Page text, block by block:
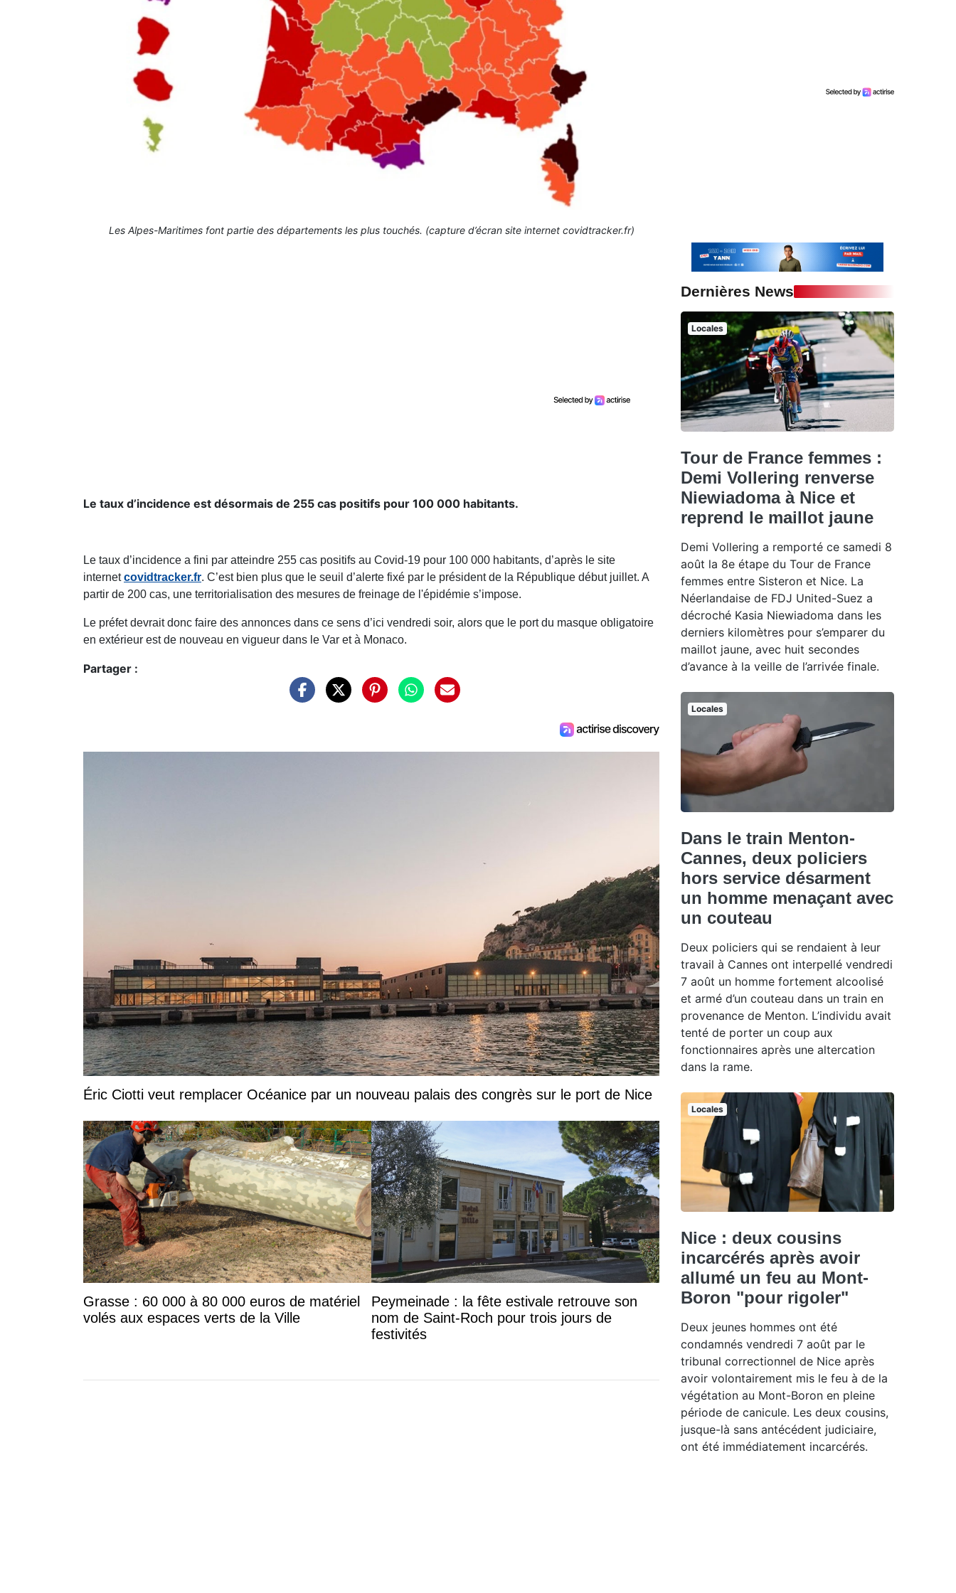
Les Alpes-Maritimes font partie des départements les plus touchés. (capture d’écran site internet covidtracker.fr)
Le taux d’incidence est désormais de 255 cas positifs pour 100 000 habitants.
Le taux d’incidence a fini par atteindre 255 cas positifs au Covid-19 pour 100 000 habitants, d’après le site
internetcovidtracker.fr. C’est bien plus que le seuil d’alerte fixé par le président de la République début juillet. A
partir de 200 cas, une territorialisation des mesures de freinage de l'épidémie s’impose.
Le préfet devrait donc faire des annonces dans ce sens d’ici vendredi soir, alors que le port du masque obligatoire
en extérieur est de nouveau en vigueur dans le Var et à Monaco.
Partager :
Éric Ciotti veut remplacer Océanice par un nouveau palais des congrès sur le port de Nice
Grasse : 60 000 à 80 000 euros de matériel
volés aux espaces verts de la Ville
Peymeinade : la fête estivale retrouve son
nom de Saint-Roch pour trois jours de
festivités
Dernières News
Locales
Tour de France femmes :
Demi Vollering renverse
Niewiadoma à Nice et
reprend le maillot jaune
Demi Vollering a remporté ce samedi 8
août la 8e étape du Tour de France
femmes entre Sisteron et Nice. La
Néerlandaise de FDJ United-Suez a
décroché Kasia Niewiadoma dans les
derniers kilomètres pour s’emparer du
maillot jaune, avec huit secondes
d’avance à la veille de l’arrivée finale.
Locales
Dans le train Menton-
Cannes, deux policiers
hors service désarment
un homme menaçant avec
un couteau
Deux policiers qui se rendaient à leur
travail à Cannes ont interpellé vendredi
7 août un homme fortement alcoolisé
et armé d’un couteau dans un train en
provenance de Menton. L’individu avait
tenté de porter un coup aux
fonctionnaires après une altercation
dans la rame.
Locales
Nice : deux cousins
incarcérés après avoir
allumé un feu au Mont-
Boron "pour rigoler"
Deux jeunes hommes ont été
condamnés vendredi 7 août par le
tribunal correctionnel de Nice après
avoir volontairement mis le feu à de la
végétation au Mont-Boron en pleine
période de canicule. Les deux cousins,
jusque-là sans antécédent judiciaire,
ont été immédiatement incarcérés.